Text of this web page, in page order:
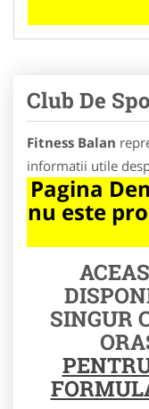
Club De
Fitness Balan
informatii utile
Pagina
nu este
SINGUR